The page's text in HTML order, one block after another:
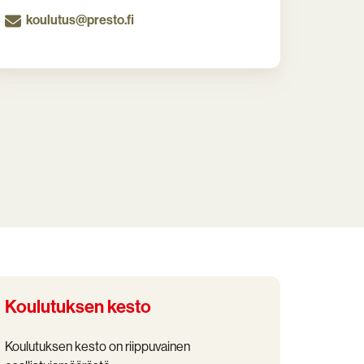
koulutus@presto.fi
Koulutuksen kesto
Koulutuksen kesto on riippuvainen